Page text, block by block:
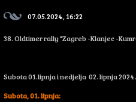
07.05.2024, 16:22
38. Oldtimer rally "Zagreb -Klanjec -
Subota 01.lipnja i nedjelja 02. lipnja
Subota, 01. lipnja: